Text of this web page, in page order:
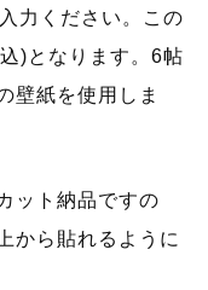
力ください。この
)となります。6帖
壁紙を使用しま
ット納品ですの
から貼れるように